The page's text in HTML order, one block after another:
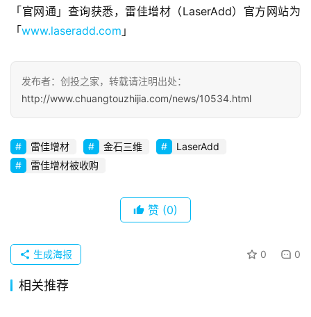
商
观
察
初
企
业
布
并
登录
投稿
「官网通」查询获悉，雷佳增材（LaserAdd）官方网站为
「www.laseradd.com 」
发布者：创投之家，转载请注明出处：
http://www.chuangtouzhijia.com/news/10534.html
雷佳增材 金石三维
LaserAdd
雷佳增材被收购
赞 (0)
0 0
生成海报
相关推荐